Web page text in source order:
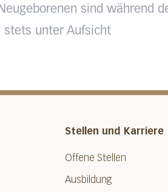
sind während
stets unter Aufsicht
Stellen und Karriere
Offene Stellen
Ausbildung